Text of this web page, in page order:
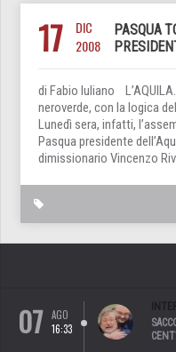
17
DIC
2008
PASQUA
di Fabio Iuliano
neroverde, con la logica
Lunedì sera, infatti,
Pasqua presidente
dimissionario Vincenzo
07
AGO
16:33